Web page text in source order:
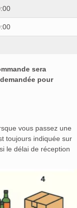
sera
pour
vous passez une
toujours indiquée sur
le délai de réception